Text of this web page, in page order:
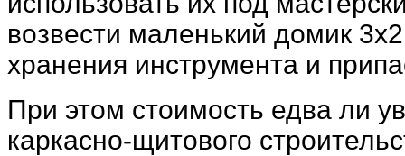
возвести маленький домик
хранения инструмента и
При этом стоимость едва ли
каркасно-щитового